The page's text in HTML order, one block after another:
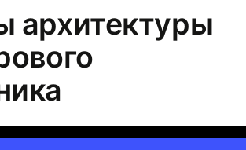
архитектуры